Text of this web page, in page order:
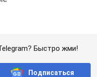
Быстро жми!
Подписаться